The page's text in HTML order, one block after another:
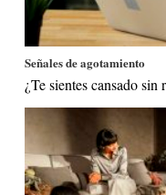
Señales de agotamiento
¿Te sientes cansado sin